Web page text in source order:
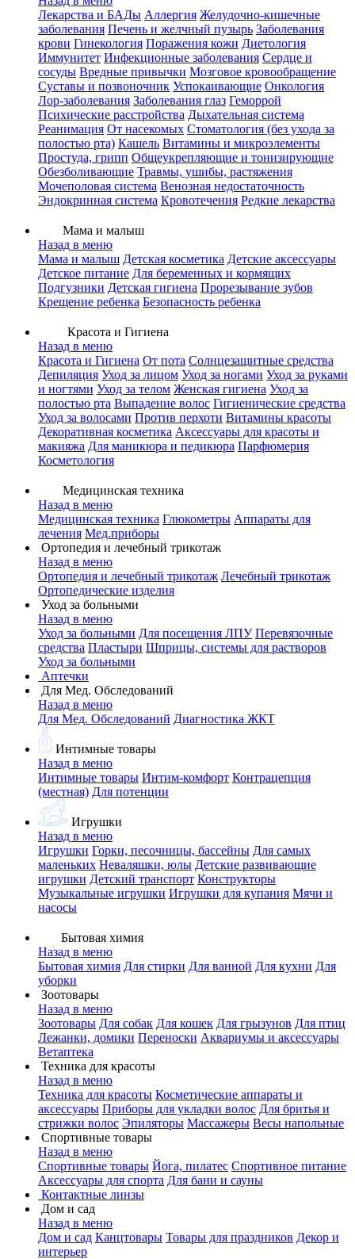
Лекарства и БАДы Аллергия Желудочно-кишечные
заболевания Печень и желчный пузырь Заболевания
крови Гинекология Поражения кожи Диетология
Иммунитет Инфекционные заболевания Сердце и
сосуды Вредные привычки Мозговое кровообращение
Суставы и позвоночник Успокаивающие Онкология
Лор-заболевания Заболевания глаз Геморрой
Психические расстройства Дыхательная система
Реанимация От насекомых Стоматология (без ухода за
полостью рта) Кашель Витамины и микроэлементы
Простуда, грипп Общеукрепляющие и тонизирующие
Обезболивающие Травмы, ушибы, растяжения
Мочеполовая система Венозная недостаточность
Эндокринная система Кровотечения Редкие лекарства
Мама и малыш
Назад в меню
Мама и малыш Детская косметика Детские аксессуары
Детское питание Для беременных и кормящих
Подгузники Детская гигиена Прорезывание зубов
Крещение ребенка Безопасность ребенка
Красота и Гигиена
Назад в меню
Красота и Гигиена От пота Солнцезащитные средства
Депиляция Уход за лицом Уход за ногами Уход за руками
и ногтями Уход за телом Женская гигиена Уход за
полостью рта Выпадение волос Гигиенические средства
Уход за волосами Против перхоти Витамины красоты
Декоративная косметика Аксессуары для красоты и
макияжа Для маникюра и педикюра Парфюмерия
Косметология
Медицинская техника
Назад в меню
Медицинская техника Глюкометры Аппараты для
лечения Мед.приборы
Ортопедия и лечебный трикотаж
Назад в меню
Ортопедия и лечебный трикотаж Лечебный трикотаж
Ортопедические изделия
Уход за больными
Назад в меню
Уход за больными Для посещения ЛПУ Перевязочные
средства Пластыри Шприцы, системы для растворов
Уход за больными
Аптечки
Для Мед. Обследований
Назад в меню
Для Мед. Обследований Диагностика ЖКТ
Интимные товары
Назад в меню
Интимные товары Интим-комфорт Контрацепция
(местная) Для потенции
Игрушки
Назад в меню
Игрушки Горки, песочницы, бассейны Для самых
маленьких Неваляшки, юлы Детские развивающие
игрушки Детский транспорт Конструкторы
Музыкальные игрушки Игрушки для купания Мячи и
насосы
Бытовая химия
Назад в меню
Бытовая химия Для стирки Для ванной Для кухни Для
уборки
Зоотовары
Назад в меню
Зоотовары Для собак Для кошек Для грызунов Для птиц
Лежанки, домики Переноски Аквариумы и аксессуары
Ветаптека
Техника для красоты
Назад в меню
Техника для красоты Косметические аппараты и
аксессуары Приборы для укладки волос Для бритья и
стрижки волос Эпиляторы Массажеры Весы напольные
Спортивные товары
Назад в меню
Спортивные товары Йога, пилатес Спортивное питание
Аксессуары для спорта Для бани и сауны
Контактные линзы
Дом и сад
Назад в меню
Дом и сад Канцтовары Товары для праздников Декор и
интерьер